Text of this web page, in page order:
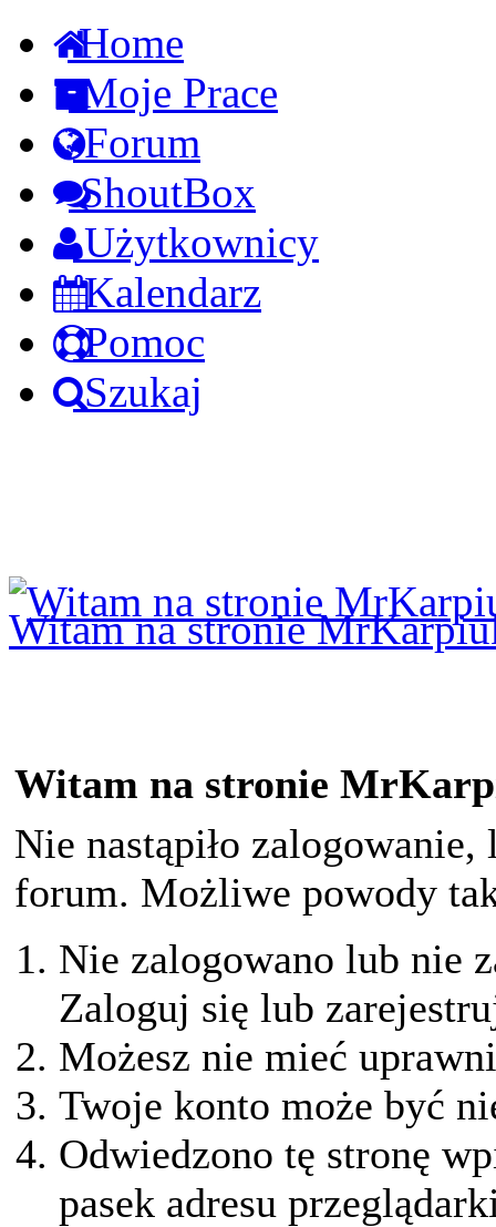
Home
Moje Prace
Forum
ShoutBox
Użytkownicy
Kalendarz
Pomoc
Szukaj
Witam na stronie
Witam na stronie
Nie nastąpiło
forum. Możliwe powody
Nie zalogowano lub nie
Zaloguj się lub
Możesz nie mieć
Twoje konto może być
Odwiedzono tę stronę
pasek adresu